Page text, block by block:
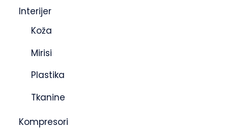
Interijer
Koža
Mirisi
Plastika
Tkanine
Kompresori